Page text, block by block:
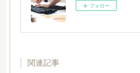
フォロー
関連記事